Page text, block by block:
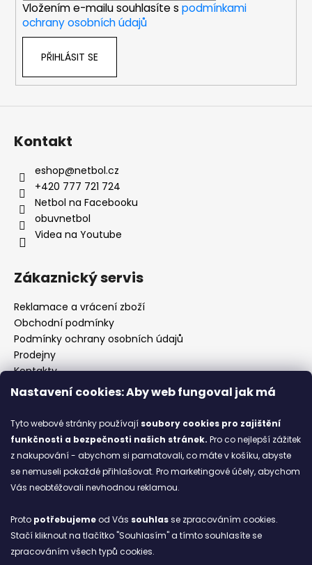
Nastavení cookies: Aby web fungoval jak má
Tyto webové stránky používají soubory cookies pro zajištění
funkčnosti a bezpečnosti našich stránek. Pro co nejlepší zážitek
z nakupování - abychom si pamatovali, co máte v košíku, abyste
se nemuseli pokaždé přihlašovat. Pro marketingové účely, abychom
Vás neobtěžovali nevhodnou reklamou.
Proto potřebujemeod Vás souhlasse zpracováním cookies.
Stačí kliknout na tlačítko "Souhlasím" a tímto souhlasíte se
zpracováním všech typů cookies.
Vložením e-mailu souhlasíte s podmínkami
ochrany osobních údajů
PŘIHLÁSIT SE
Kontakt
eshop@netbol.cz
+420 777 721 724
Netbol na Facebooku
obuvnetbol
Videa na Youtube
Zákaznický servis
Reklamace a vrácení zboží
Obchodní podmínky
Podmínky ochrany osobních údajů
Prodejny
Kontakty
Značky
Blog
Ze starých bot staronové
6.2.2026
ARCHIV